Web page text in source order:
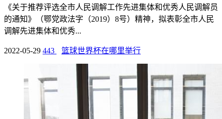
《关于推荐评选全市人民调解工作先进集体和优秀人民调解员
的通知》（鄂党政法字（2019）8号）精神，拟表彰全市人民
调解先进集体和优秀...
2022-05-29 443 篮球世界杯在哪里举行